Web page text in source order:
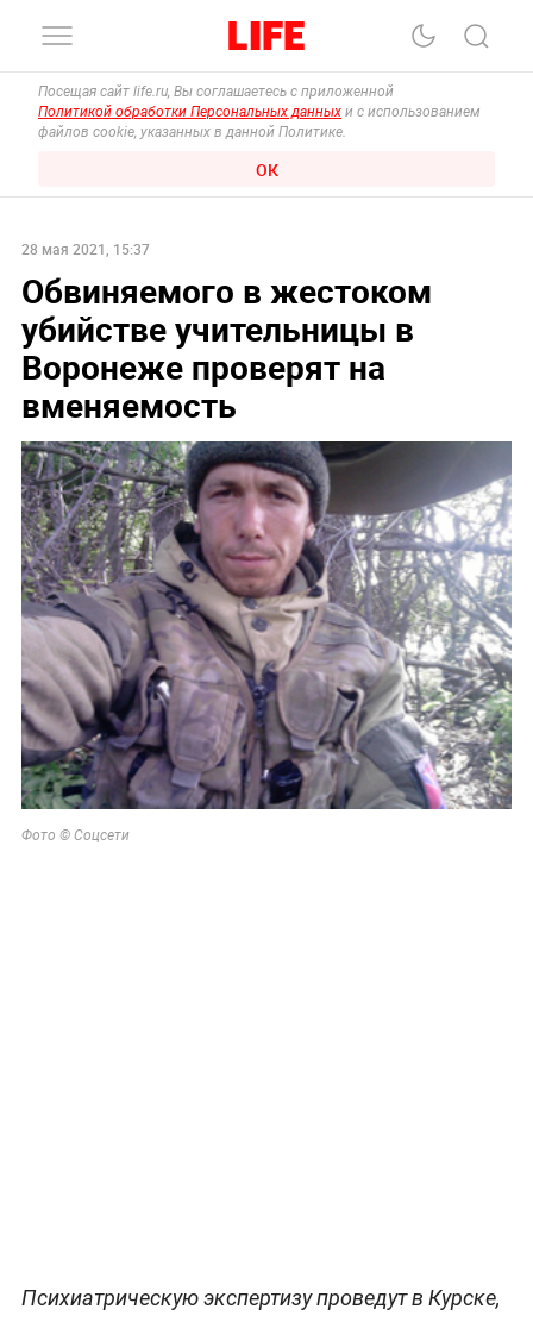
Посещая сайт life.ru, Вы соглашаетесь с приложенной
Политикой обработки Персональных данных и с использованием
файлов cookie, указанных в данной Политике.
ОК
28 мая 2021, 15:37
Обвиняемого в жестоком
убийстве учительницы в
Воронеже проверят на
вменяемость
Фото © Соцсети
Психиатрическую экспертизу проведут в Курске,